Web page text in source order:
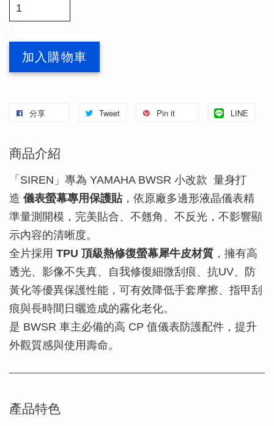
加入購物車
分享 Tweet Pin it LINE
商品介紹
「SIREN」專為 YAMAHA BWSR 小改款 量身打
造 儀表螢幕專用保護貼，依原廠多邊形液晶儀表精
準量測開模，完美貼合、不翹角、不反光，不影響顯
示內容的清晰度。
全片採用 TPU 頂級熱修復螢幕犀牛皮材質 ，擁有高
透光、影像不失真、自我修復細微刮痕、抗UV、防
黃化等優異保護性能，可有效降低手套摩擦、指甲刮
痕與長時間日曬造成的霧化老化。
是 BWSR 車主必備的高 CP 值儀表防護配件，提升
外觀質感與使用壽命。
產品特色